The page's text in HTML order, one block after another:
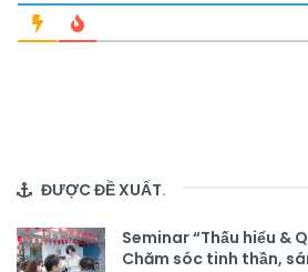
ĐƯỢC ĐỀ XUẤT.
Seminar “Thấu hiểu &
Chăm sóc tinh thần,